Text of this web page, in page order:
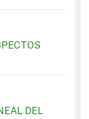
DEL